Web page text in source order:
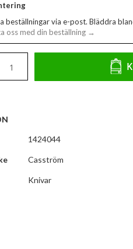
beställningar via e-post. Bläddra
oss med din beställning →
1424044
Casström
Knivar